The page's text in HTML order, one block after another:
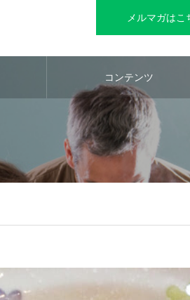
メルマガはこ
コンテンツ